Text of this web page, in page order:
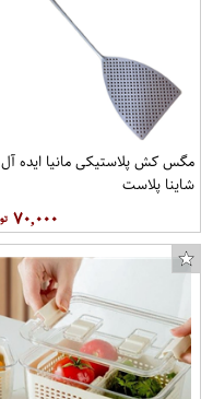
مگس کش پلاستیکی مانیا ایده آل
شاینا پلاست
۷۰,۰۰۰